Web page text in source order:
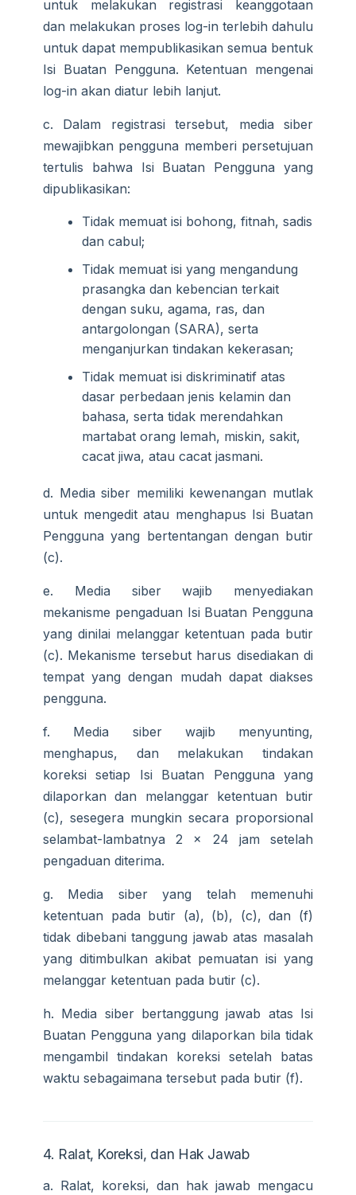
untuk melakukan registrasi keanggotaan
dan melakukan proses log-in terlebih dahulu
untuk dapat mempublikasikan semua bentuk
Isi Buatan Pengguna. Ketentuan mengenai
log-in akan diatur lebih lanjut.
c. Dalam registrasi tersebut, media siber
mewajibkan pengguna memberi persetujuan
tertulis bahwa Isi Buatan Pengguna yang
dipublikasikan:
Tidak memuat isi bohong, fitnah, sadis
dan cabul;
Tidak memuat isi yang mengandung
prasangka dan kebencian terkait
dengan suku, agama, ras, dan
antargolongan (SARA), serta
menganjurkan tindakan kekerasan;
Tidak memuat isi diskriminatif atas
dasar perbedaan jenis kelamin dan
bahasa, serta tidak merendahkan
martabat orang lemah, miskin, sakit,
cacat jiwa, atau cacat jasmani.
d. Media siber memiliki kewenangan mutlak
untuk mengedit atau menghapus Isi Buatan
Pengguna yang bertentangan dengan butir
(c).
e. Media siber wajib menyediakan
mekanisme pengaduan Isi Buatan Pengguna
yang dinilai melanggar ketentuan pada butir
(c). Mekanisme tersebut harus disediakan di
tempat yang dengan mudah dapat diakses
pengguna.
f. Media siber wajib menyunting,
menghapus, dan melakukan tindakan
koreksi setiap Isi Buatan Pengguna yang
dilaporkan dan melanggar ketentuan butir
(c), sesegera mungkin secara proporsional
selambat-lambatnya 2 x 24 jam setelah
pengaduan diterima.
g. Media siber yang telah memenuhi
ketentuan pada butir (a), (b), (c), dan (f)
tidak dibebani tanggung jawab atas masalah
yang ditimbulkan akibat pemuatan isi yang
melanggar ketentuan pada butir (c).
h. Media siber bertanggung jawab atas Isi
Buatan Pengguna yang dilaporkan bila tidak
mengambil tindakan koreksi setelah batas
waktu sebagaimana tersebut pada butir (f).
4. Ralat, Koreksi, dan Hak Jawab
a. Ralat, koreksi, dan hak jawab mengacu